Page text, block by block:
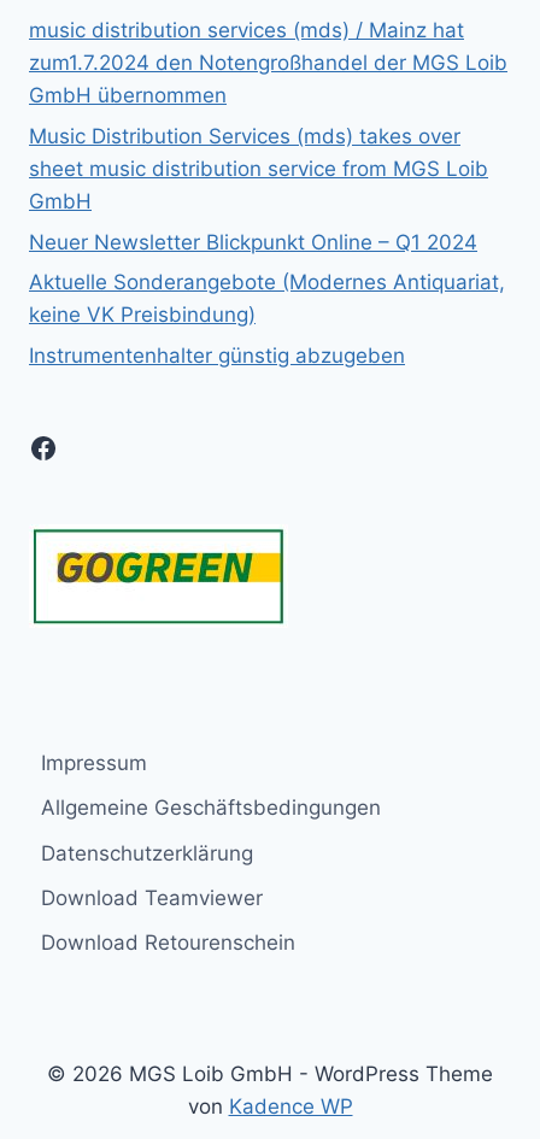
music distribution services (mds) / Mainz hat
zum1.7.2024 den Notengroßhandel der MGS Loib
GmbH übernommen
Music Distribution Services (mds) takes over
sheet music distribution service from MGS Loib
GmbH
Neuer Newsletter Blickpunkt Online – Q1 2024
Aktuelle Sonderangebote (Modernes Antiquariat,
keine VK Preisbindung)
Instrumentenhalter günstig abzugeben
Facebook
Impressum
Allgemeine Geschäftsbedingungen
Datenschutzerklärung
Download Teamviewer
Download Retourenschein
© 2026 MGS Loib GmbH - WordPress Theme
von Kadence WP